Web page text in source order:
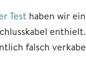
Test haben wir
falsch